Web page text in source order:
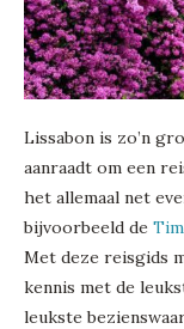
Lissabon is zo’n
aanraadt om een
het allemaal net
bijvoorbeeld de
Met deze reisgids
kennis met de
leukste